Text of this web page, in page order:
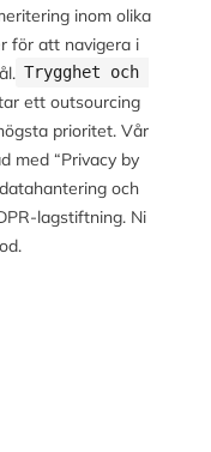
inom olika
för att navigera i
Trygghet och
ett outsourcing
prioritet. Vår
med “Privacy by
och
lagstiftning. Ni